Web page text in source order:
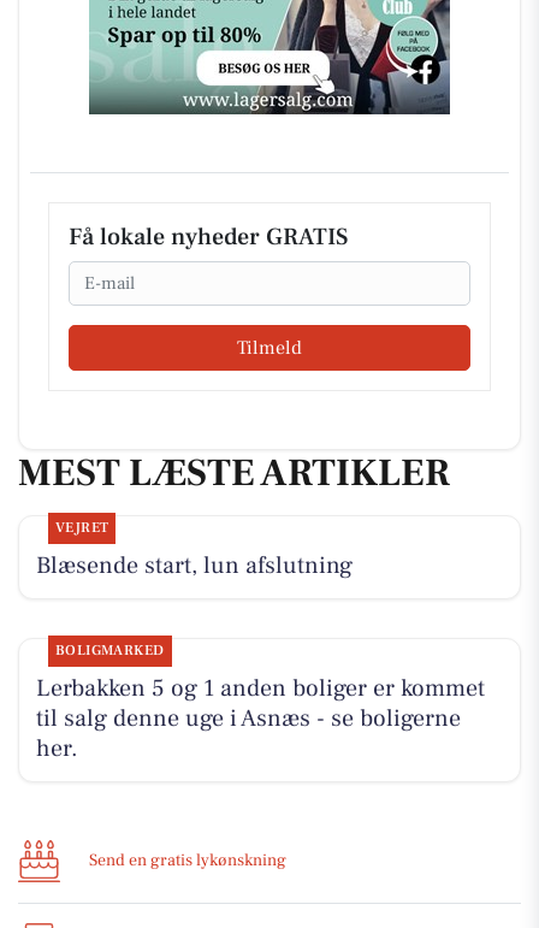
Få lokale nyheder GRATIS
Email
Tilmeld
MEST LÆSTE ARTIKLER
VEJRET
Blæsende start, lun afslutning
BOLIGMARKED
Lerbakken 5 og 1 anden boliger er kommet
til salg denne uge i Asnæs - se boligerne
her.
Send en gratis lykønskning